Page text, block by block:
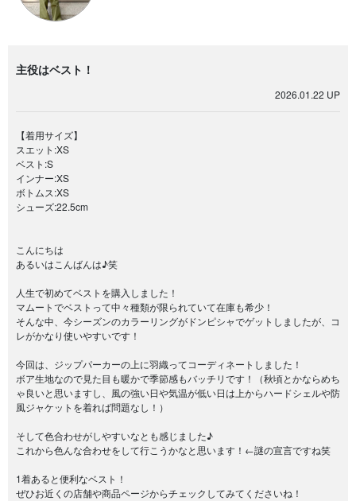
主役はベスト！
2026.01.22 UP
【着用サイズ】
スエット:XS
ベスト:S
インナー:XS
ボトムス:XS
シューズ:22.5cm
こんにちは
あるいはこんばんは♪笑
人生で初めてベストを購入しました！
マムートでベストって中々種類が限られていて在庫も希少！
そんな中、今シーズンのカラーリングがドンピシャでゲットしましたが、コ
レがかなり使いやすいです！
今回は、ジップパーカーの上に羽織ってコーディネートしました！
ボア生地なので見た目も暖かで季節感もバッチリです！（秋頃とかならめち
ゃ良いと思いますし、風の強い日や気温が低い日は上からハードシェルや防
風ジャケットを着れば問題なし！）
そして色合わせがしやすいなとも感じました♪
これから色んな合わせをして行こうかなと思います！←謎の宣言ですね笑
1着あると便利なベスト！
ぜひお近くの店舗や商品ページからチェックしてみてくださいね！